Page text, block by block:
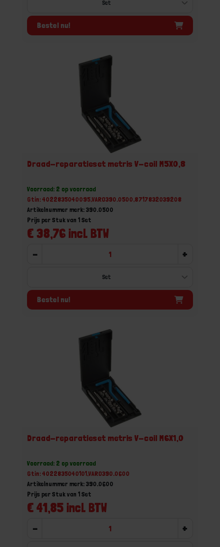
Bestel nu!
Draad-reparatieset metris V-coil M5X0,8
Voorraad: 2 op voorraad
Gtin: 4022835040095,VARO390.0500,8717832039208
Artikelnummer merk: 390.0500
€ 38,76 incl. BTW
Prijs per Stuk van 1 Set
- +
Bestel nu!
Draad-reparatieset metris V-coil M6X1,0
Voorraad: 2 op voorraad
Gtin: 4022835040101,VARO390.0600
Artikelnummer merk: 390.0600
€ 41,85 incl. BTW
Prijs per Stuk van 1 Set
- +